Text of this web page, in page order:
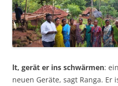
lt, gerät er ins schwärmen:
neuen Gerä­te, sagt Ranga.